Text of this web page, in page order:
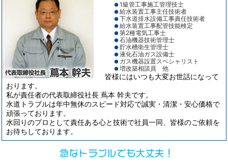
●1級管工事施工管理技士
●給水装置工事主任技術者
●下水道排水設備工事責任技術者
●給水装置工事配管技能検定
●第2種電気工事士
●石油機器技術管理士
●貯水槽衛生管理士
●液化石油ガス設備士
● ガス機器設置スペシャリスト
●増改築相談員 他
皆様にはいつも大変お世話になって
おります。
私が責任者の代表取締役社長 蔦本 幹夫です。
水道トラブルは年中無休のスピード対応で誠実・清潔・安心価格で
頑張っております。
水回りのプロとして責任ある心と技術で社員一同、皆様のご依頼を
お待ちしております。